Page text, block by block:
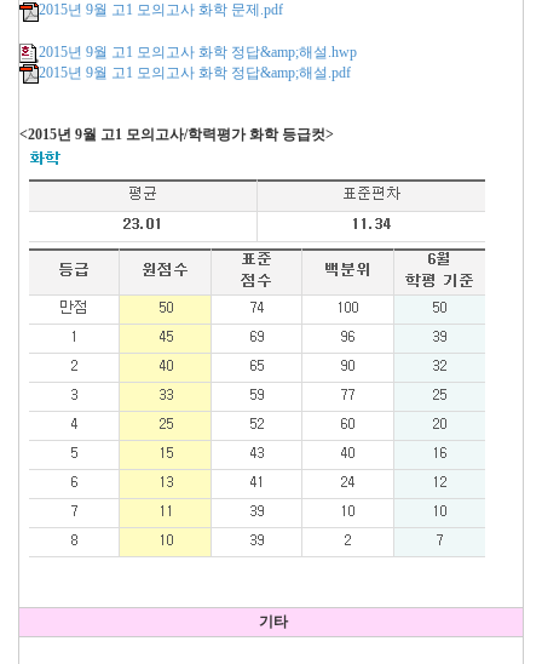
2015년 9월 고1 모의고사 화학 문제.pdf
2015년 9월 고1 모의고사 화학 정답&amp;해설.hwp
2015년 9월 고1 모의고사 화학 정답&amp;해설.pdf
<2015년 9월 고1 모의고사/학력평가 화학 등급컷>
기타